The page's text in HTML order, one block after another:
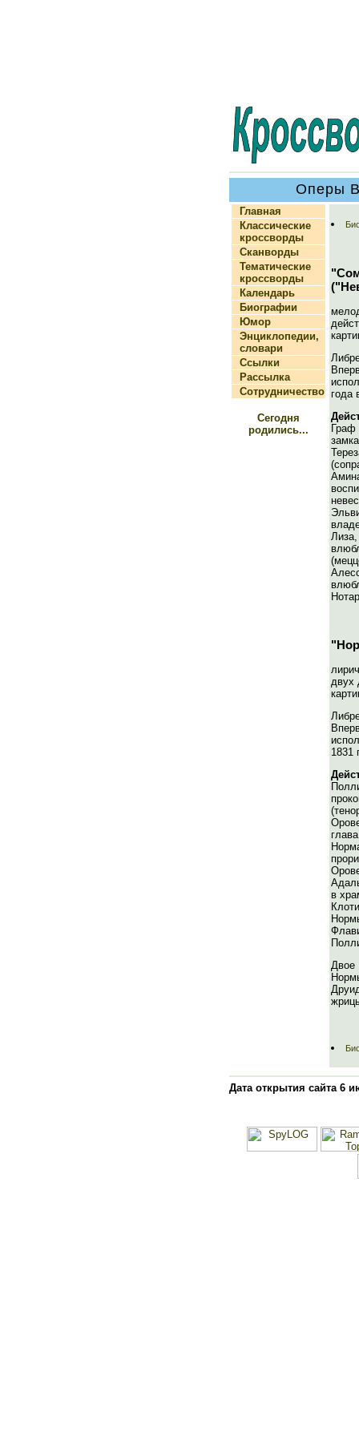
Оперы
Главная
Классические
кроссворды
Сканворды
Тематические
кроссворды
Календарь
Биографии
Юмор
Энциклопедии,
словари
Ссылки
Рассылка
Сотрудничество
Сегодня
родились...
года
двух
1831
в
Дата открытия сайта 6